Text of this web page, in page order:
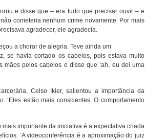
e disse que – era tudo que precisar ouvir – e
cometeria nenhum crime novamente. Por mais
agradecer, ele agradecia.
a chorar de alegria. Teve ainda um
se havia cortado os cabelos, pois estava muito
mãos pelos cabelos e disse que ‘ah, eu dei uma
Celso Ikier, salientou a importância da
‘Eles estão mais conscientes. O comportamento
importante da iniciativa é a expectativa criada
‘A videoconferência é a aproximação do juiz